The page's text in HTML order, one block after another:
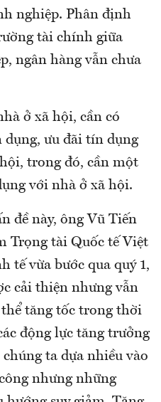
nghiệp. Phân định
tài chính giữa
ngân hàng vẫn chưa
ở xã hội, cần có
dụng, ưu đãi tín dụng
trong đó, cần một
với nhà ở xã hội.
đề này, ông Vũ Tiến
Trọng tài Quốc tế Việt
tế vừa bước qua quý 1,
cải thiện nhưng vẫn
tăng tốc trong thời
động lực tăng trưởng
chúng ta dựa nhiều vào
nhưng những